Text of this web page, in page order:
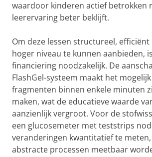
waardoor kinderen actief betrokken
leerervaring beter beklijft.
Om deze lessen structureel, efficiënt
hoger niveau te kunnen aanbieden,
financiering noodzakelijk. De
FlashGel-systeem maakt het
fragmenten binnen enkele minuten
maken, wat de educatieve waarde
aanzienlijk vergroot. Voor de
een glucosemeter met teststrips
veranderingen kwantitatief te
abstracte processen meetbaar